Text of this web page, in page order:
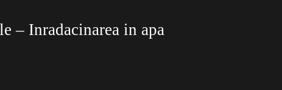
– Inradacinarea in apa